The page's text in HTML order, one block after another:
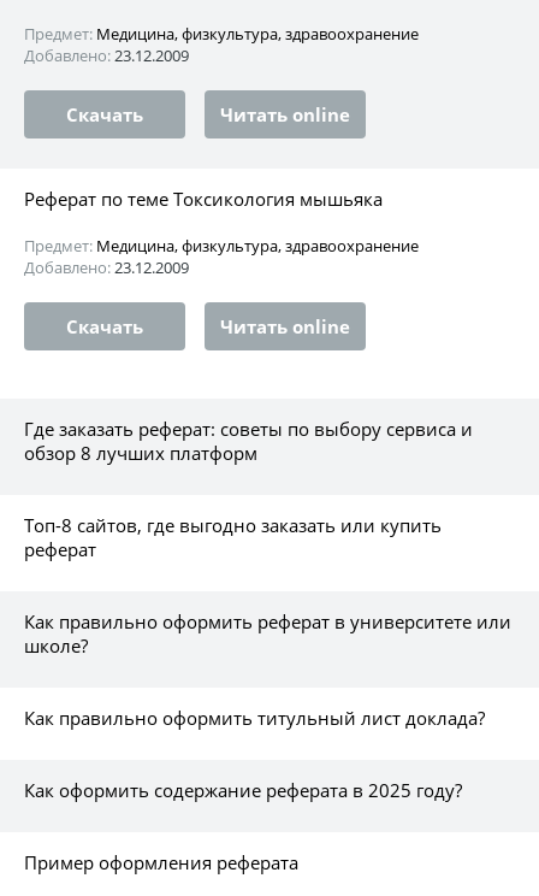
Предмет: Медицина, физкультура, здравоохранение
Добавлено:23.12.2009
Скачать Читать online
Реферат по теме Токсикология мышьяка
Предмет: Медицина, физкультура, здравоохранение
Добавлено:23.12.2009
Скачать Читать online
Где заказать реферат: советы по выбору сервиса и
обзор 8 лучших платформ
Топ-8 сайтов, где выгодно заказать или купить
реферат
Как правильно оформить реферат в университете или
школе?
Как правильно оформить титульный лист доклада?
Как оформить содержание реферата в 2025 году?
Пример оформления реферата